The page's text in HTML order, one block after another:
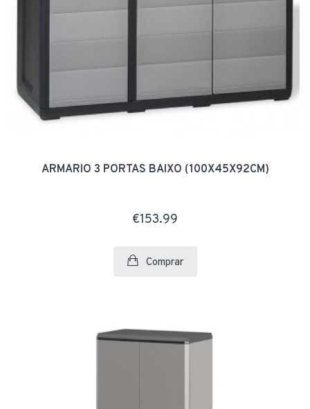
ARMARIO 3 PORTAS BAIXO (100X45X92CM)
€153.99
Comprar